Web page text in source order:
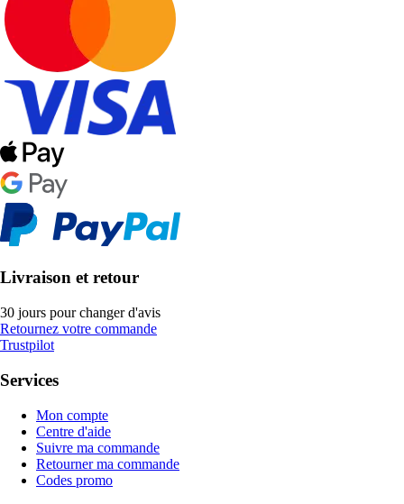
Livraison et retour
30 jours pour changer d'avis
Retournez votre commande
Trustpilot
Services
Mon compte
Centre d'aide
Suivre ma commande
Retourner ma commande
Codes promo